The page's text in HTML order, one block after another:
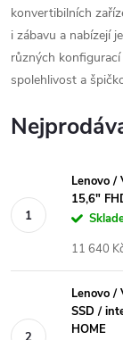
konvertibilních
i zábavu a nabízejí
různých
spolehlivost a
Lenovo /
15,6"
11 640
Lenovo /
SSD /
HOME